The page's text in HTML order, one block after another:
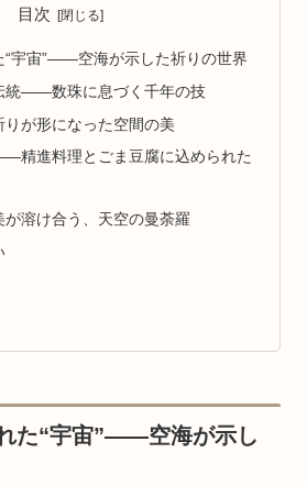
目次
“宇宙”——空海が示した祈りの世界
統——数珠に息づく千年の技
が形になった空間の美
精進料理とごま豆腐に込められた
が溶け合う、天空の曼荼羅
た“宇宙”——空海が示し